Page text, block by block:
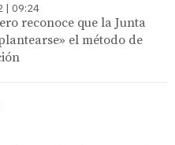
| 09:24
reconoce que la Junta
el método de